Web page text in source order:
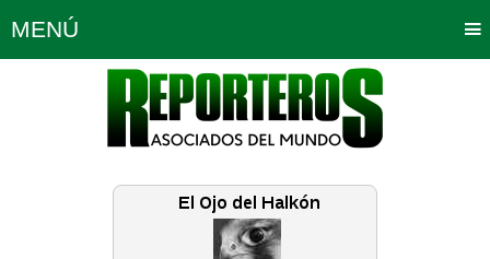
MENÚ
Política Opinión Bogotá
Planeta Tierra Deportes
Educación Neira